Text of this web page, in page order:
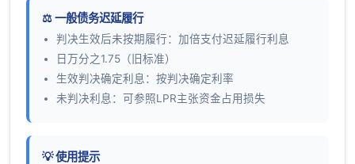
⚖️ 一般债务迟延履行
判决生效后未按期履行：加倍支付迟延履行利息
日万分之1.75（旧标准）
生效判决确定利息：按判决确定利率
未判决利息：可参照LPR主张资金占用损失
💡 使用提示